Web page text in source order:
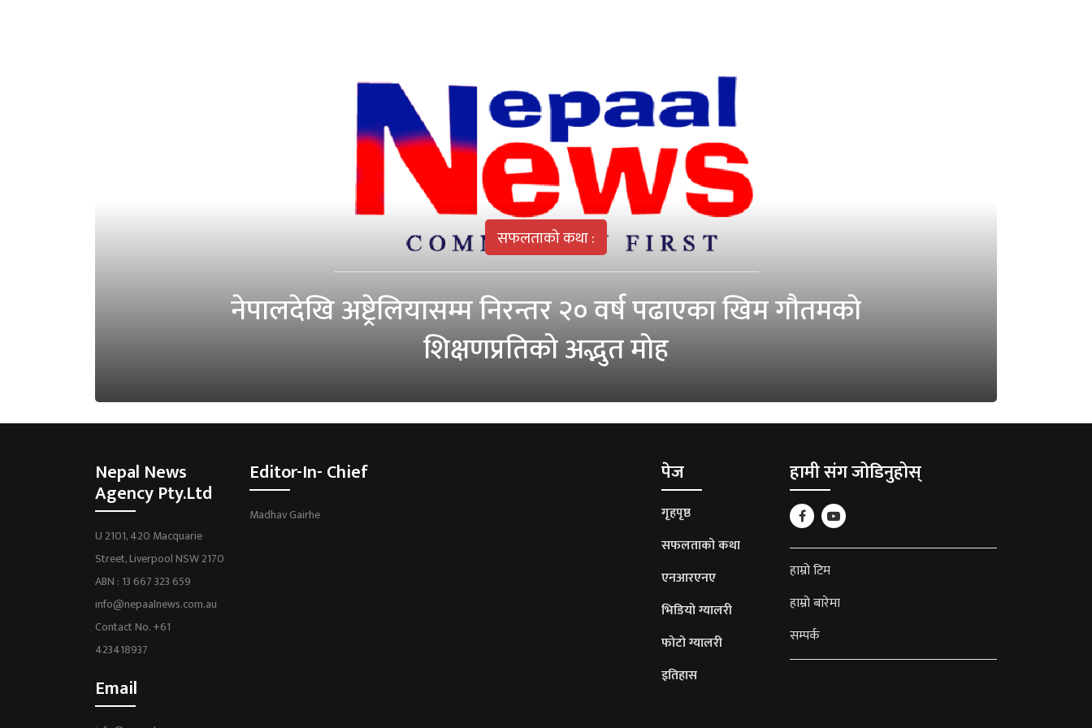
सफलताको कथा :
नेपालदेखि अष्ट्रेलियासम्म निरन्तर २० वर्ष पढाएका खिम गौतमको
शिक्षणप्रतिको अद्भुत मोह
Nepal News
Agency Pty.Ltd
U 2101, 420 Macquarie
Street, Liverpool NSW 2170
ABN : 13 667 323 659
info@nepaalnews.com.au
Contact No. +61
423418937
Email
Editor-In- Chief
Madhav Gairhe
पेज
गृहपृष्ठ
सफलताको कथा
एनआरएनए
भिडियो ग्यालरी
फोटो ग्यालरी
इतिहास
हामी संग जोडिनुहोस्
हाम्रो टिम
हाम्रो बारेमा
सम्पर्क